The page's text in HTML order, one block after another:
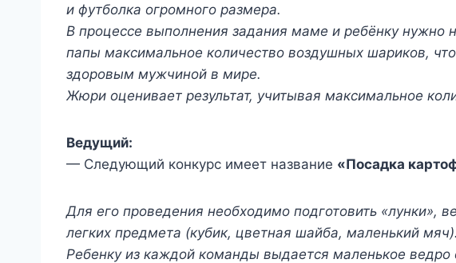
и футболка огромного размера.
В процессе выполнения задания маме и ребёнку нужно
папы максимальное количество воздушных шариков,
здоровым мужчиной в мире.
Жюри оценивает результат, учитывая максимальное
Ведущий:
— Следующий конкурс имеет название «Посадка
Для его проведения необходимо подготовить «лунки»,
легких предмета (кубик, цветная шайба, маленький мяч).
Ребенку из каждой команды выдается маленькое